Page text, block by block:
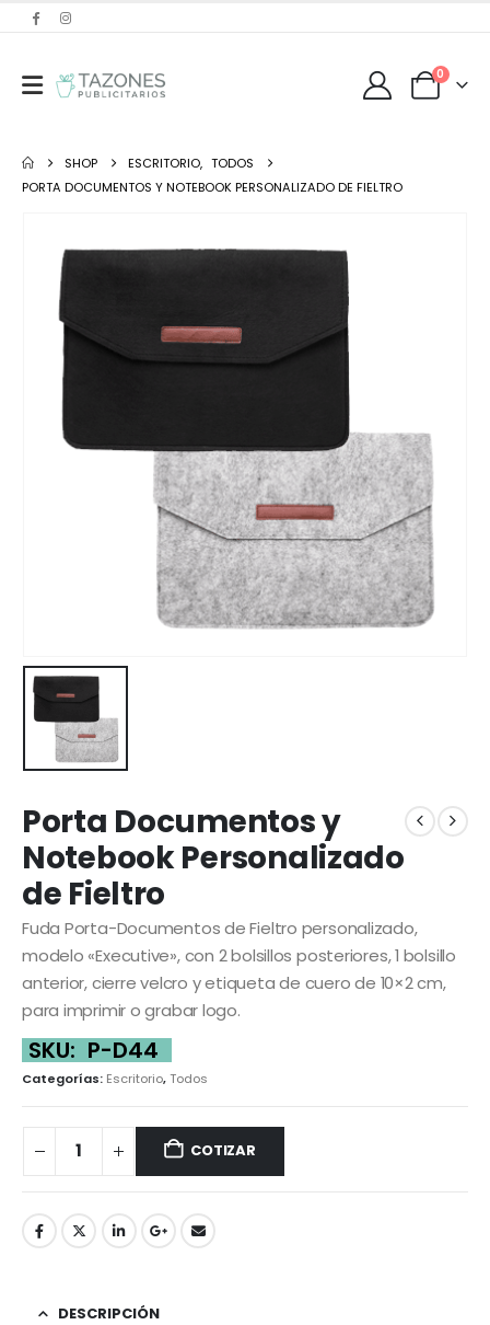
0
SHOP ESCRITORIO, TODOS
PORTA DOCUMENTOS Y NOTEBOOK PERSONALIZADO DE FIELTRO
Porta Documentos y
Notebook Personalizado
de Fieltro
Fuda Porta-Documentos de Fieltro personalizado,
modelo «Executive», con 2 bolsillos posteriores, 1 bolsillo
anterior, cierre velcro y etiqueta de cuero de 10×2 cm,
para imprimir o grabar logo.
SKU: P-D44
Categorías: Escritorio,Todos
COTIZAR
DESCRIPCIÓN